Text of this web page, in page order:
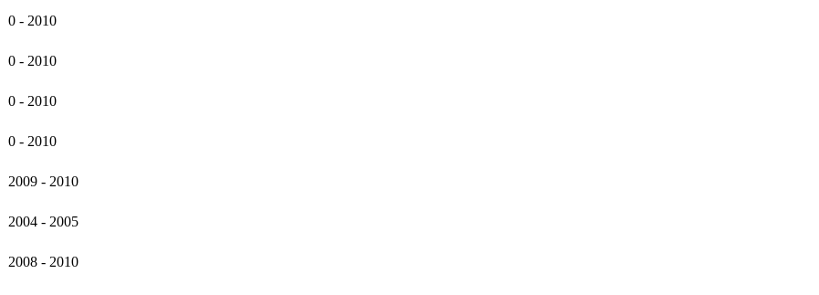
0 - 2010
0 - 2010
0 - 2010
0 - 2010
2009 - 2010
2004 - 2005
2008 - 2010